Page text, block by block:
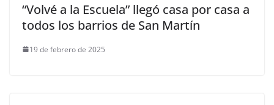
“Volvé a la Escuela” llegó casa por casa a
todos los barrios de San Martín
19 de febrero de 2025